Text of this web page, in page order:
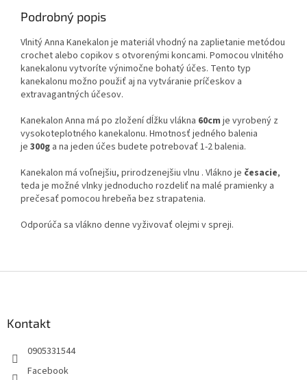
Podrobný popis
Vlnitý Anna Kanekalon je materiál vhodný na zaplietanie metódou
crochet alebo copikov s otvorenými koncami. Pomocou vlnitého
kanekalonu vytvoríte výnimočne bohatý účes. Tento typ
kanekalonu možno použiť aj na vytváranie príčeskov a
extravagantných účesov.
Kanekalon Anna má po zložení dĺžku vlákna 60cm je vyrobený z
vysokoteplotného kanekalonu. Hmotnosť jedného balenia
je 300g a na jeden účes budete potrebovať 1-2 balenia.
Kanekalon má voľnejšiu, prirodzenejšiu vlnu . Vlákno je česacie,
teda je možné vlnky jednoducho rozdeliť na malé pramienky a
prečesať pomocou hrebeňa bez strapatenia.
Odporúča sa vlákno denne vyživovať olejmi v spreji.
Kontakt
0905331544
Facebook